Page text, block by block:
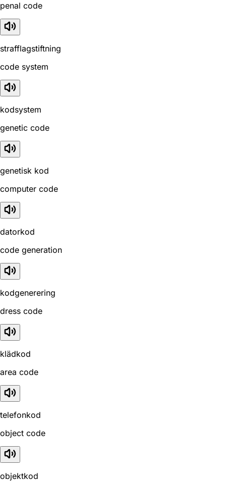
penal code
strafflagstiftning
code system
kodsystem
genetic code
genetisk kod
computer code
datorkod
code generation
kodgenerering
dress code
klädkod
area code
telefonkod
object code
objektkod